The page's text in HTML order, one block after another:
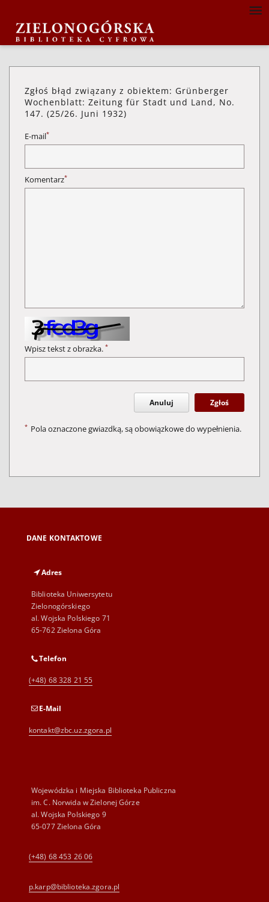
Zgłoś błąd związany z obiektem: Grünberger
Wochenblatt: Zeitung für Stadt und Land, No.
147. (25/26. Juni 1932)
E-mail*
Komentarz*
Wpisz tekst z obrazka. *
Anuluj Zgłoś
* Pola oznaczone gwiazdką, są obowiązkowe do wypełnienia.
DANE KONTAKTOWE
Adres
Biblioteka Uniwersytetu
Zielonogórskiego
al. Wojska Polskiego 71
65-762 Zielona Góra
Telefon
(+48) 68 328 21 55
E-Mail
kontakt@zbc.uz.zgora.pl
Wojewódzka i Miejska Biblioteka Publiczna
im. C. Norwida w Zielonej Górze
al. Wojska Polskiego 9
65-077 Zielona Góra
(+48) 68 453 26 06
p.karp@biblioteka.zgora.pl